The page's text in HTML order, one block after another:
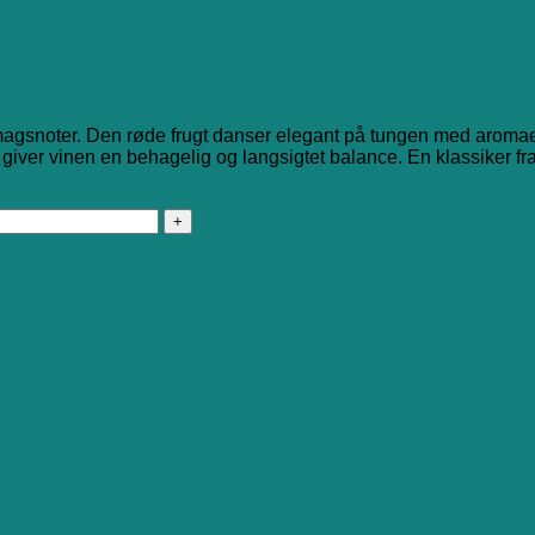
Den røde frugt danser elegant på tungen med
vinen en behagelig og langsigtet balance. En klassiker